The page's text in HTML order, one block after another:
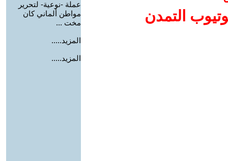
التمدن
عملة -نوعية- لتحرير
مواطن ألماني كان
مخت ...
المزيد.....
المزيد.....